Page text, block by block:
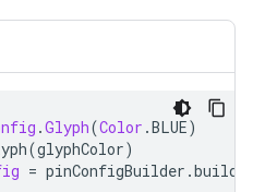
.Glyph(Color .BLUE)
(glyphColor)
= pinConfigBuilder .build